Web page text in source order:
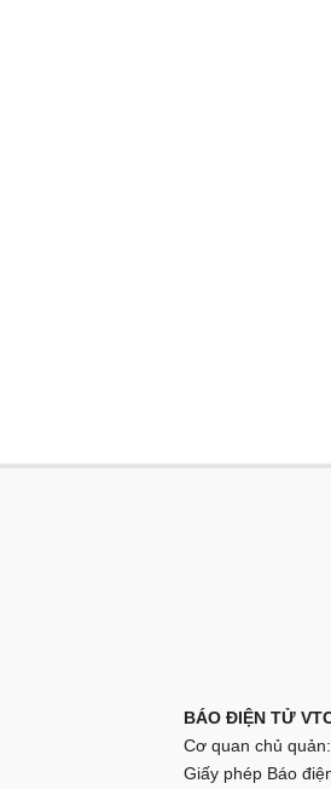
BÁO ĐIỆN TỬ
Cơ quan chủ quản:
Giấy phép Báo